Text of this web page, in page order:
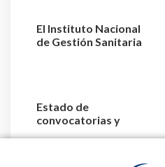
El Instituto Nacional
de Gestión Sanitaria
Estado de
convocatorias y
plazas de TEL –